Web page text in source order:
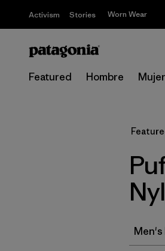
Activism Stories Worn Wear
Featured Hombre Mujer